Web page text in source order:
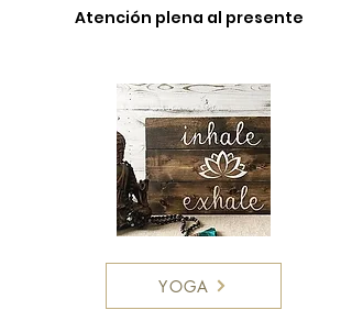
Atención plena al presente
YOGA